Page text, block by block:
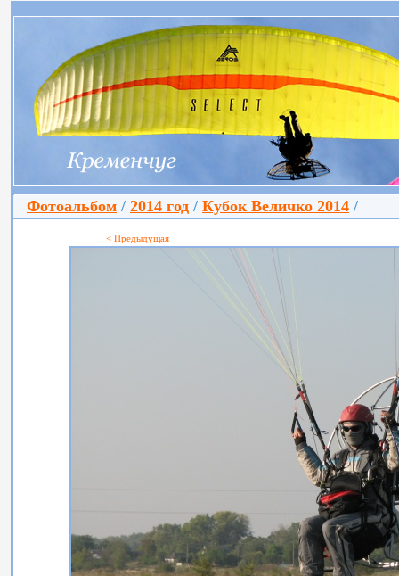
Фотоальбом / 2014 год / Кубок Величко 2014 /
< Предыдущая